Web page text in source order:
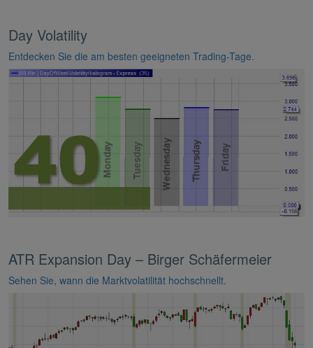
Day Volatility
Entdecken Sie die am besten geeigneten Trading-Tage.
ATR Expansion Day – Birger Schäfermeier
Sehen Sie, wann die Marktvolatilität hochschnellt.